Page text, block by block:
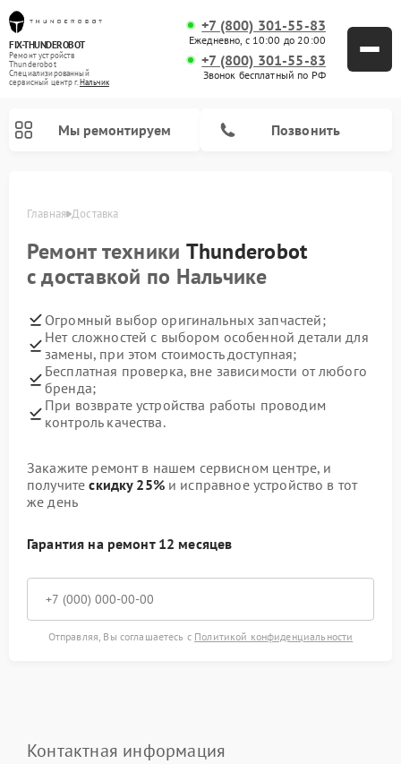
FIX-THUNDEROBOT
Ремонт устройств
Thunderobot
Специализированный
cервисный центр г.Нальчик
+7 (800) 301-55-83
Ежедневно, с 10:00 до 20:00
+7 (800) 301-55-83
Звонок бесплатный по РФ
Мы ремонтируем Позвонить
Главная Доставка
Ремонт техники Thunderobot
с доставкой по Нальчике
Огромный выбор оригинальных запчастей;
Нет сложностей с выбором особенной детали для
замены, при этом стоимость доступная;
Бесплатная проверка, вне зависимости от любого
бренда;
При возврате устройства работы проводим
контроль качества.
Закажите ремонт в нашем сервисном центре, и
получитескидку 25%и исправное устройство в тот
же день
Гарантия на ремонт 12 месяцев
Отправляя, Вы соглашаетесь с Политикой конфиденциальности
Контактная информация